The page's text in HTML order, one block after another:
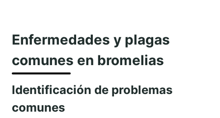
Enfermedades y plagas
comunes en bromelias
Identificación de problemas
comunes